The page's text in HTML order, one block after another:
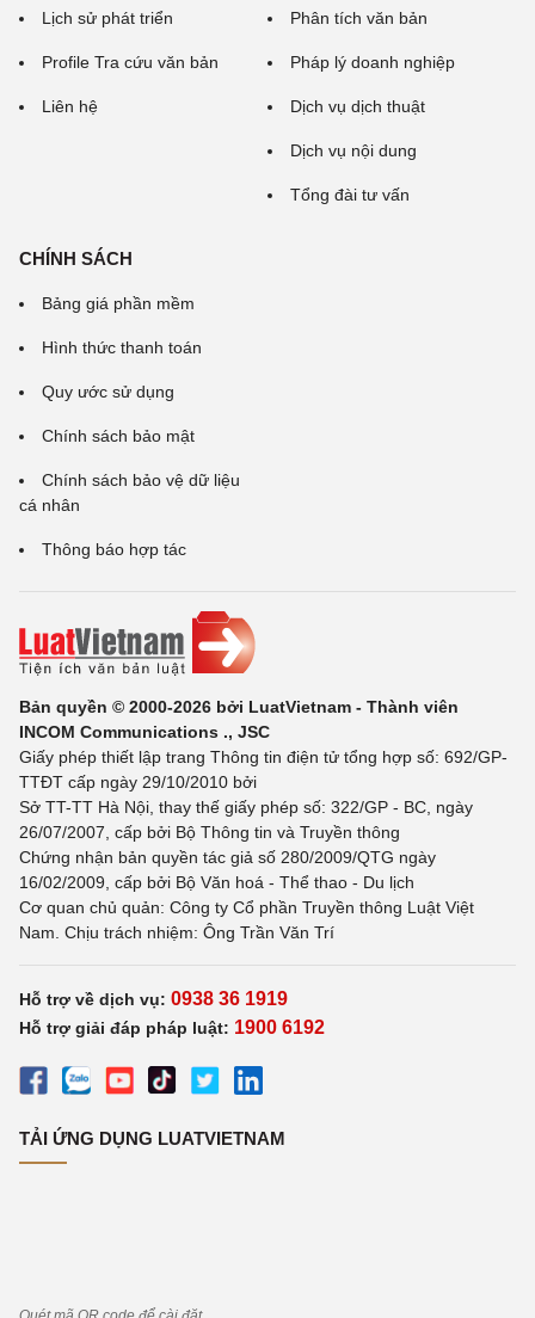
Lịch sử phát triển
Profile Tra cứu văn bản
Liên hệ
Phân tích văn bản
Pháp lý doanh nghiệp
Dịch vụ dịch thuật
Dịch vụ nội dung
Tổng đài tư vấn
CHÍNH SÁCH
Bảng giá phần mềm
Hình thức thanh toán
Quy ước sử dụng
Chính sách bảo mật
Chính sách bảo vệ dữ liệu
cá nhân
Thông báo hợp tác
Bản quyền © 2000-2026 bởi LuatVietnam - Thành viên
INCOM Communications ., JSC
Giấy phép thiết lập trang Thông tin điện tử tổng hợp số: 692/GP-
TTĐT cấp ngày 29/10/2010 bởi
Sở TT-TT Hà Nội, thay thế giấy phép số: 322/GP - BC, ngày
26/07/2007, cấp bởi Bộ Thông tin và Truyền thông
Chứng nhận bản quyền tác giả số 280/2009/QTG ngày
16/02/2009, cấp bởi Bộ Văn hoá - Thể thao - Du lịch
Cơ quan chủ quản: Công ty Cổ phần Truyền thông Luật Việt
Nam. Chịu trách nhiệm: Ông Trần Văn Trí
Hỗ trợ về dịch vụ: 0938 36 1919
Hỗ trợ giải đáp pháp luật: 1900 6192
TẢI ỨNG DỤNG LUATVIETNAM